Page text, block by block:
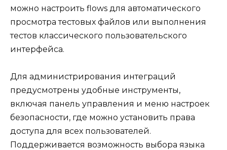
можно настроить flows для автоматического
просмотра тестовых файлов или выполнения
тестов классического пользовательского
интерфейса.
Для администрирования интеграций
предусмотрены удобные инструменты,
включая панель управления и меню настроек
безопасности, где можно установить права
доступа для всех пользователей.
Поддерживается возможность выбора языка